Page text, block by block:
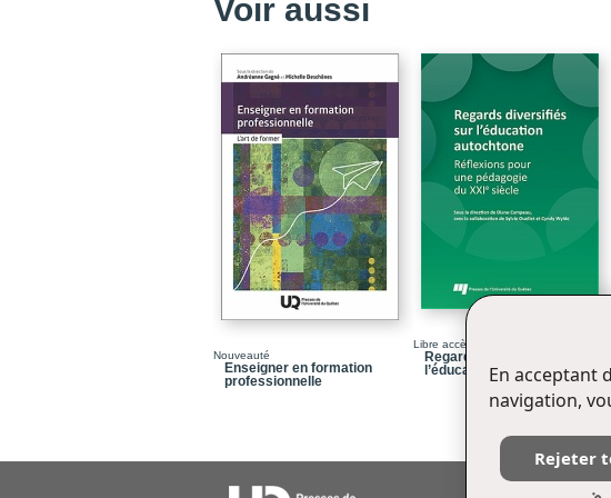
Voir aussi
Nouveauté
Enseigner en formation
professionnelle
Libre accès
Regards diversifiés sur
l’éducation autochtone
En acceptant
navigation,
Rejeter